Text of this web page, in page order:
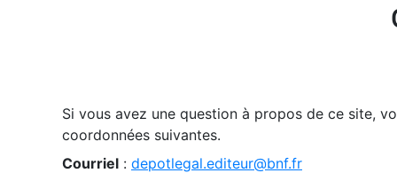
Si vous avez une question à propos de ce site,
coordonnées suivantes.
Courriel : depotlegal.editeur@bnf.fr